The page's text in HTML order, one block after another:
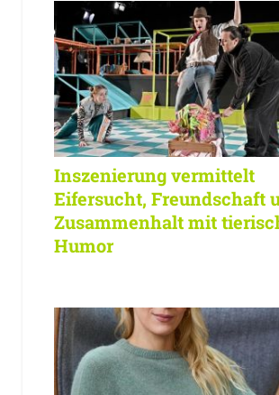
Inszenierung vermittelt
Eifersucht, Freundschaft
Zusammenhalt mit
Humor